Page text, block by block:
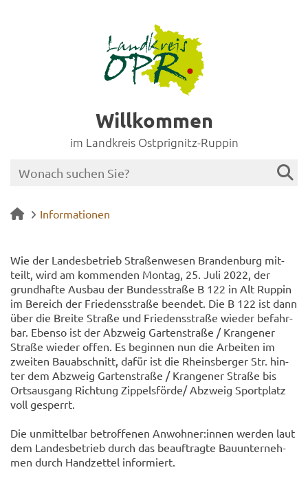
Willkommen
im Landkreis Ostprignitz-Ruppin
Informationen
Wie der Lan­des­be­trieb Stra­ßen­we­sen Bran­den­burg mit­
teilt, wird am kom­men­den Mon­tag, 25. Juli 2022, der
grund­haf­te Aus­bau der Bun­des­stra­ße B 122 in Alt Rup­pin
im Be­reich der Frie­dens­stra­ße be­en­det. Die B 122 ist dann
über die Brei­te Stra­ße und Frie­dens­stra­ße wie­der be­fahr­
bar. Eben­so ist der Ab­zweig Gar­ten­stra­ße / Kran­ge­ner
Stra­ße wie­der offen. Es be­gin­nen nun die Ar­bei­ten im
zwei­ten Bau­ab­schnitt, dafür ist die Rheins­ber­ger Str. hin­
ter dem Ab­zweig Gar­ten­stra­ße / Kran­ge­ner Stra­ße bis
Orts­aus­gang Rich­tung Zip­pels­för­de/ Ab­zweig Sport­platz
voll ge­sperrt.
Die un­mit­tel­bar be­trof­fe­nen An­woh­ner:innen wer­den laut
dem Lan­des­be­trieb durch das be­auf­trag­te Bau­un­ter­neh­
men durch Hand­zet­tel in­for­miert.